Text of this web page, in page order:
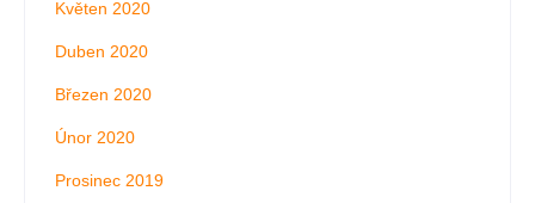
Květen 2020
Duben 2020
Březen 2020
Únor 2020
Prosinec 2019